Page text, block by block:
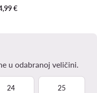
€
u odabranoj veličini.
24 25